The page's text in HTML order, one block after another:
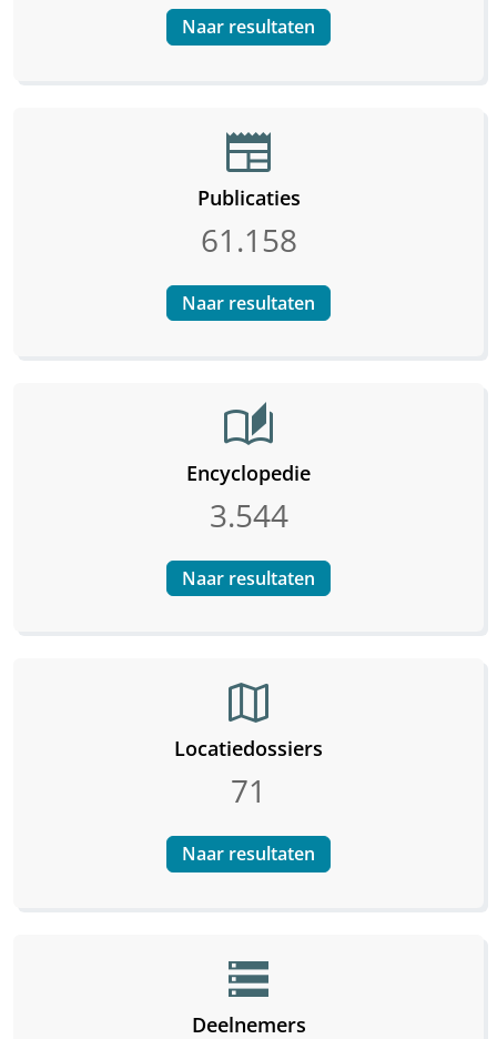
Naar resultaten
newspaper
Publicaties
61.158
Naar resultaten
auto_stories
Encyclopedie
3.544
Naar resultaten
map
Locatiedossiers
71
Naar resultaten
storage
Deelnemers